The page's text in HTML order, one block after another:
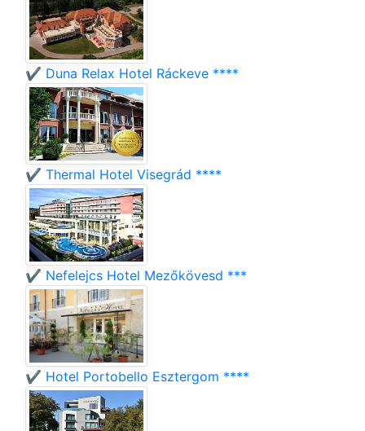
✔️ Duna Relax Hotel Ráckeve ****
✔️ Thermal Hotel Visegrád ****
✔️ Nefelejcs Hotel Mezőkövesd ***
✔️ Hotel Portobello Esztergom ****